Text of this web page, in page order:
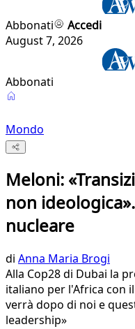
Abbonati
Accedi
August 7, 2026
Abbonati
Mondo
Meloni:
non
nucleare
di Anna Maria Brogi
Alla Cop28 di Dubai la
italiano per l'Africa con
verrà dopo di noi e
leadership»